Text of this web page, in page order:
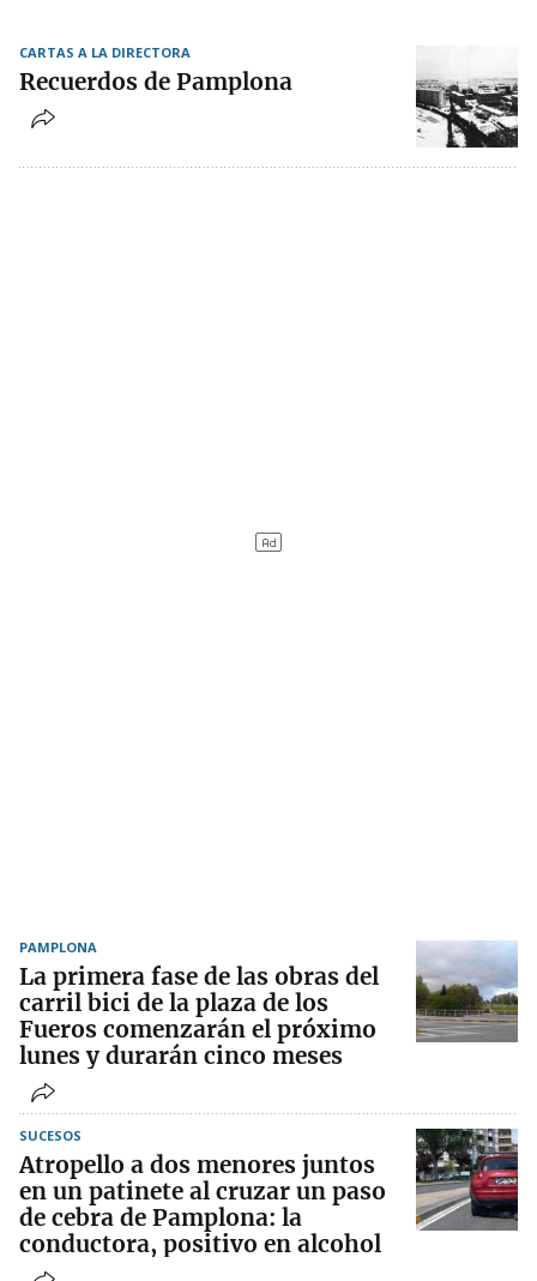
CARTAS A LA DIRECTORA
Recuerdos de Pamplona
PAMPLONA
La primera fase de las obras del
carril bici de la plaza de los
Fueros comenzarán el próximo
lunes y durarán cinco meses
SUCESOS
Atropello a dos menores juntos
en un patinete al cruzar un paso
de cebra de Pamplona: la
conductora, positivo en alcohol